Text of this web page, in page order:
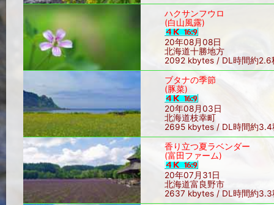
ハクサンフウロ
(白山風露)
20年08月08日
北海道十勝地方
2092 kbytes / DL時間約2.6
ブタナの季節
(豚菜)
20年08月03日
北海道枝幸町
2695 kbytes / DL時間約3.4
香り立つ夏ラベンダー
(富田ファーム)
20年07月31日
北海道富良野市
2637 kbytes / DL時間約3.3